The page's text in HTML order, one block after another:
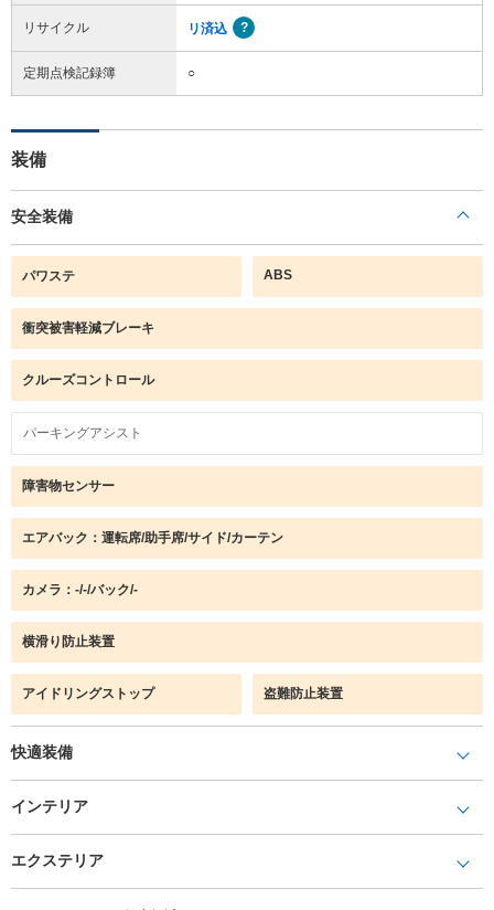
リサイクル リ済込
定期点検記録簿 ○
装備
安全装備
パワステ ABS
衝突被害軽減ブレーキ
クルーズコントロール
パーキングアシスト
障害物センサー
エアバック：運転席/助手席/サイド/カーテン
カメラ：-/-/バック/-
横滑り防止装置
アイドリングストップ 盗難防止装置
快適装備
インテリア
エクステリア